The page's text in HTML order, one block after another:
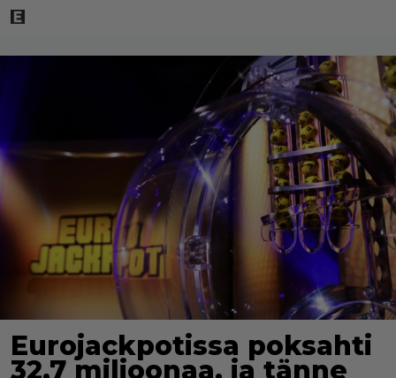
Eurojackpotissa poksahti
32,7 miljoonaa, ja tänne